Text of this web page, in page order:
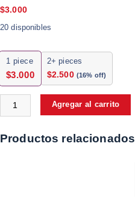
$3.000
20 disponibles
1 piece
$3.000
2+ pieces
$2.500 (16% off)
Agregar al carrito
Productos relacionados